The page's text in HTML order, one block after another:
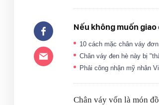
Nếu không muốn
10 cách mặc chân váy
Chân váy đen hè này bị
Phải công nhận mỹ nhân
Chân váy vốn là món